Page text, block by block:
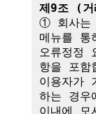
제9조 (거
① 회사는
메뉴를 통
오류정정
항을 포함
이용자가
하는 경우
이내에